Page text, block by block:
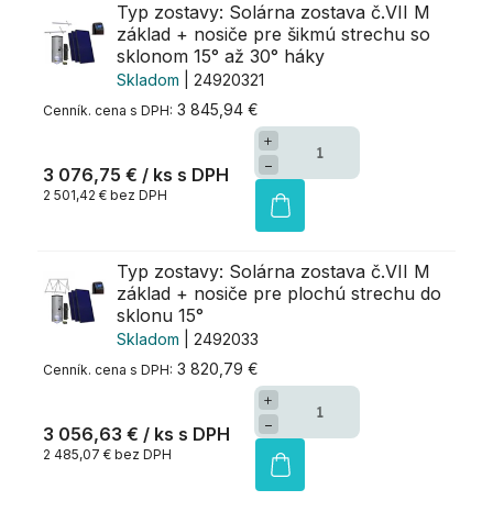
Typ zostavy: Solárna zostava č.VII M
základ + nosiče pre šikmú strechu so
sklonom 15° až 30° háky
Skladom
| 24920321
3 845,94 €
3 076,75 € / ks
2 501,42 € bez DPH
+
−
Typ zostavy: Solárna zostava č.VII M
základ + nosiče pre plochú strechu do
sklonu 15°
Skladom
| 2492033
3 820,79 €
3 056,63 € / ks
2 485,07 € bez DPH
+
−